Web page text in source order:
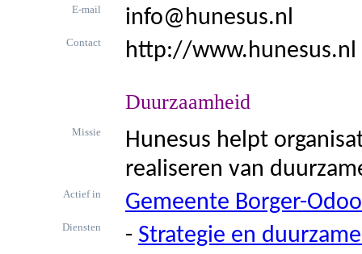
E-mail info@hunesus.nl
Contact http://www.hunesus.nl
Duurzaamheid
Missie
Hunesus helpt
realiseren van
Actief in Gemeente Borger-
Diensten - Strategie en